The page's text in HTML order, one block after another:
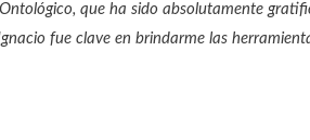
que ha sido absolutamente
fue clave en brindarme las